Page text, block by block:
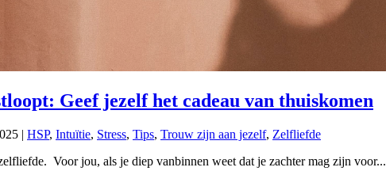
Geef jezelf het cadeau van thuiskomen
| HSP, Intuïtie, Stress, Tips, Trouw zijn aan jezelf, Zelfliefde
Voor jou, als je diep vanbinnen weet dat je zachter mag zijn voor...